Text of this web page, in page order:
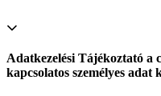
Adatkezelési Tájékoztató a
kapcsolatos személyes adat